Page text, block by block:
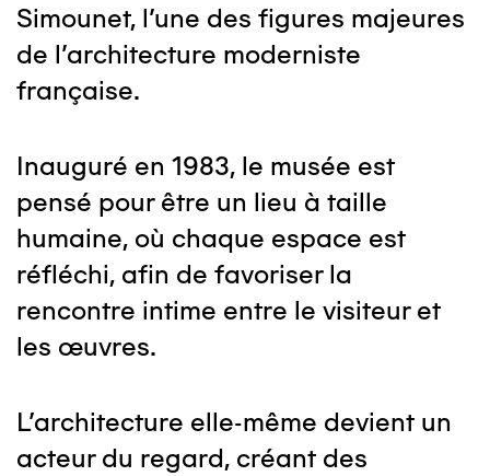
Simounet, l’une des figures majeures
de l’architecture moderniste
française.
Inauguré en 1983, le musée est
pensé pour être un lieu à taille
humaine, où chaque espace est
réfléchi, afin de favoriser la
rencontre intime entre le visiteur et
les œuvres.
L’architecture elle-même devient un
acteur du regard, créant des